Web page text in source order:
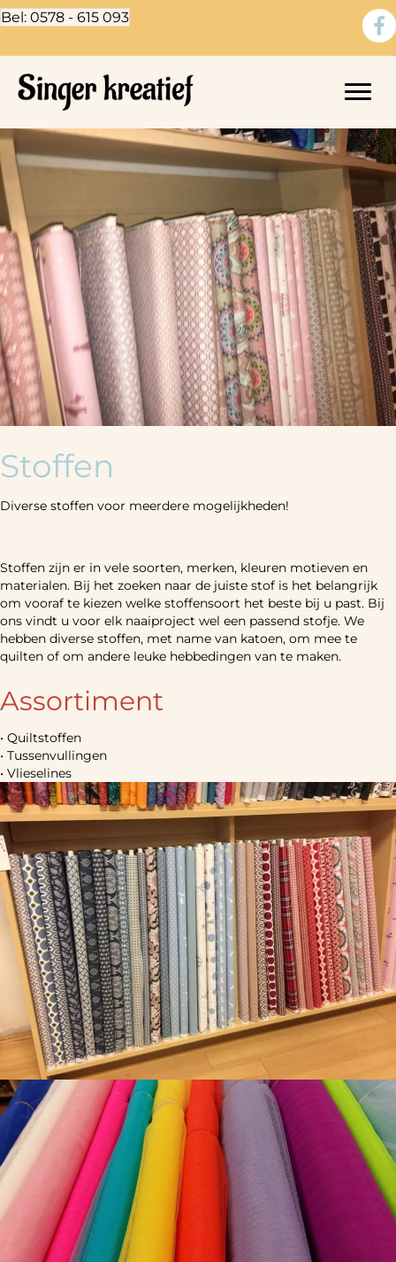
Bel: 0578 - 615 093
Stoffen
Diverse stoffen voor meerdere mogelijkheden!
Stoffen zijn er in vele soorten, merken, kleuren motieven en
materialen. Bij het zoeken naar de juiste stof is het belangrijk
om vooraf te kiezen welke stoffensoort het beste bij u past. Bij
ons vindt u voor elk naaiproject wel een passend stofje. We
hebben diverse stoffen, met name van katoen, om mee te
quilten of om andere leuke hebbedingen van te maken.
Assortiment
• Quiltstoffen
• Tussenvullingen
• Vlieselines